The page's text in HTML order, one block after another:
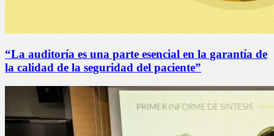
“La auditoría es una parte esencial en la garantía de
la calidad de la seguridad del paciente”